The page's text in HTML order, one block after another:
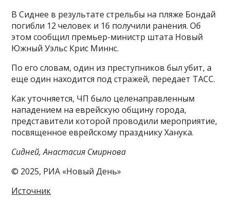
В Сиднее в результате стрельбы на пляже Бондай
погибли 12 человек и 16 получили ранения. Об
этом сообщил премьер-министр штата Новый
Южный Уэльс Крис Миннс.
По его словам, один из преступников был убит, а
еще один находится под стражей, передает ТАСС.
Как уточняется, ЧП было целенаправленным
нападением на еврейскую общину города,
представители которой проводили мероприятие,
посвященное еврейскому празднику Ханука.
Сидней, Анастасия Смирнова
© 2025, РИА «Новый День»
Источник